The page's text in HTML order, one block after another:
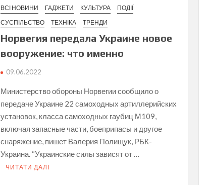
ВСІ НОВИНИ ГАДЖЕТИ КУЛЬТУРА
ПОДІЇ
СУСПІЛЬСТВО
ТЕХНІКА ТРЕНДИ
Норвегия передала Украине новое
вооружение: что именно
09.06.2022
Министерство обороны Норвегии сообщило о
передаче Украине 22 самоходных артиллерийских
установок, класса самоходных гаубиц М109,
включая запасные части, боеприпасы и другое
снаряжение, пишет Валерия Полищук, РБК-
Украина. “Украинские силы зависят от …
ЧИТАТИ ДАЛІ